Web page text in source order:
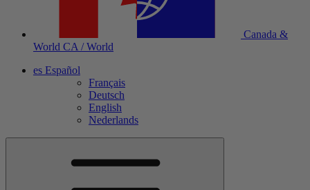
Canada &
World CA / World
es Español
Français
Deutsch
English
Nederlands